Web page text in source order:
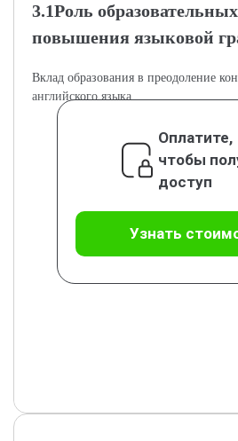
3.1Роль
повышения языковой
Вклад образования в преодоление
английского языка.
Оплатите,
чтобы
доступ
Узнать